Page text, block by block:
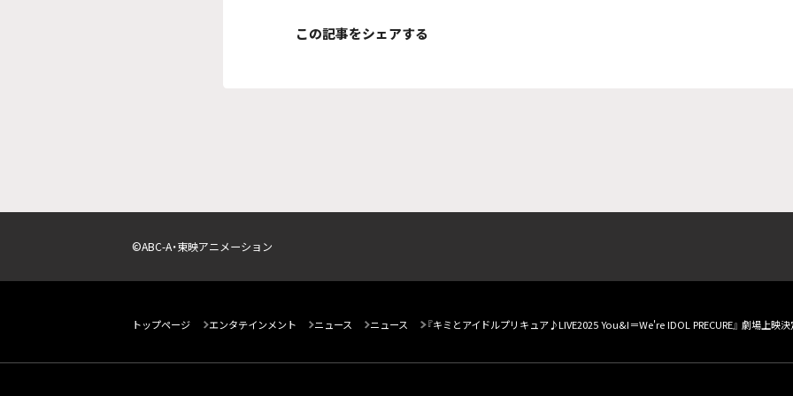
この記事をシェアする
©ABC-A・東映アニメーション
トップページ エンタテインメント ニュース ニュース 『キミとアイドルプリキュア♪LIVE2025 You&I＝We're IDOL PRECURE』 劇場上映決